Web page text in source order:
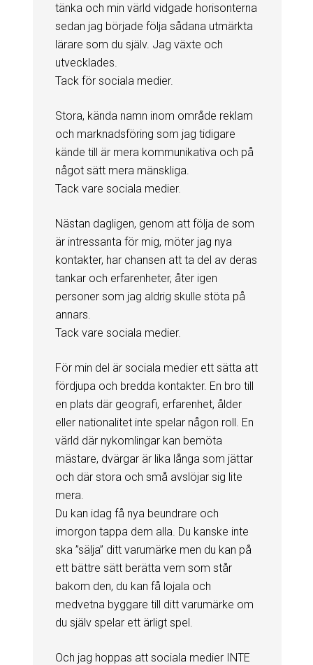
tänka och min värld vidgade horisonterna
sedan jag började följa sådana utmärkta
lärare som du själv. Jag växte och
utvecklades.
Tack för sociala medier.
Stora, kända namn inom område reklam
och marknadsföring som jag tidigare
kände till är mera kommunikativa och på
något sätt mera mänskliga.
Tack vare sociala medier.
Nästan dagligen, genom att följa de som
är intressanta för mig, möter jag nya
kontakter, har chansen att ta del av deras
tankar och erfarenheter, åter igen
personer som jag aldrig skulle stöta på
annars.
Tack vare sociala medier.
För min del är sociala medier ett sätta att
fördjupa och bredda kontakter. En bro till
en plats där geografi, erfarenhet, ålder
eller nationalitet inte spelar någon roll. En
värld där nykomlingar kan bemöta
mästare, dvärgar är lika långa som jättar
och där stora och små avslöjar sig lite
mera.
Du kan idag få nya beundrare och
imorgon tappa dem alla. Du kanske inte
ska ”sälja” ditt varumärke men du kan på
ett bättre sätt berätta vem som står
bakom den, du kan få lojala och
medvetna byggare till ditt varumärke om
du själv spelar ett ärligt spel.
Och jag hoppas att sociala medier INTE